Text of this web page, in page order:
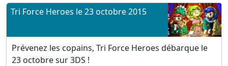
Tri Force Heroes le 23 octobre 2015
Prévenez les copains, Tri Force Heroes débarque le
23 octobre sur 3DS !